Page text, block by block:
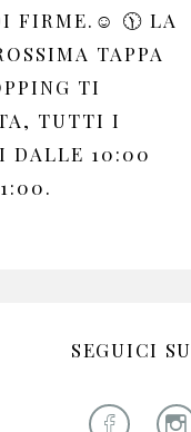
FIRME.☺️ 🕦 LA
TAPPA
TI
TUTTI I
DALLE 10:00
SEGUICI SU